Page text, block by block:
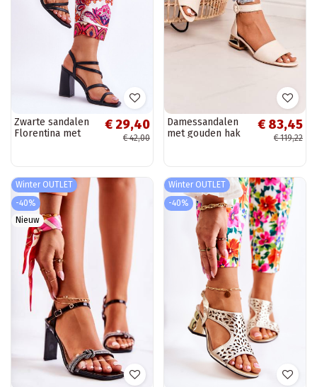
Zwarte sandalen
Florentina met
€ 29,40
€ 42,00
Damessandalen
met gouden hak
€ 83,45
€ 119,22
Winter OUTLET
-40%
Nieuw
Winter OUTLET
-40%